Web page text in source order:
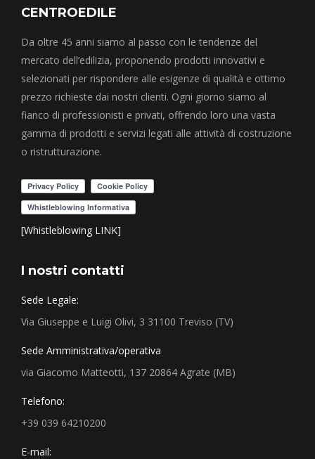
CENTROEDILE
Da oltre 45 anni siamo al passo con le tendenze del
mercato dell’edilizia, proponendo prodotti innovativi e
selezionati per rispondere alle esigenze di qualità e ottimo
prezzo richieste dai nostri clienti. Ogni giorno siamo al
fianco di professionisti e privati, offrendo loro una vasta
gamma di prodotti e servizi legati alle attività di costruzione
o ristrutturazione.
[Whistleblowing LINK]
I nostri contatti
Sede Legale:
Via Giuseppe e Luigi Olivi, 3 31100 Treviso (TV)
Sede Amministrativa/operativa
via Giacomo Matteotti, 137 20864 Agrate (MB)
Telefono:
+39 039 64210200
E-mail: